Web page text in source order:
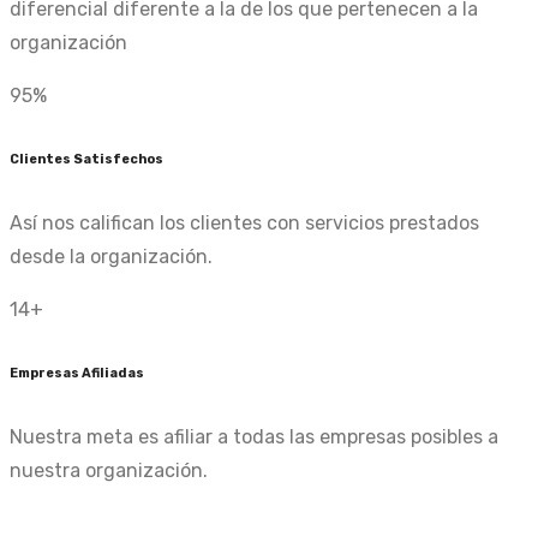
diferencial diferente a la de los que pertenecen a la
organización
95%
Clientes Satisfechos
Así nos califican los clientes con servicios prestados
desde la organización.
14+
Empresas Afiliadas
Nuestra meta es afiliar a todas las empresas posibles a
nuestra organización.